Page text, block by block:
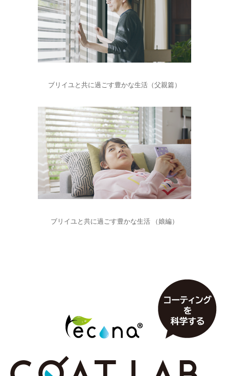
ブリイユと共に過ごす豊かな生活（父親篇）
ブリイユと共に過ごす豊かな生活 （娘編）